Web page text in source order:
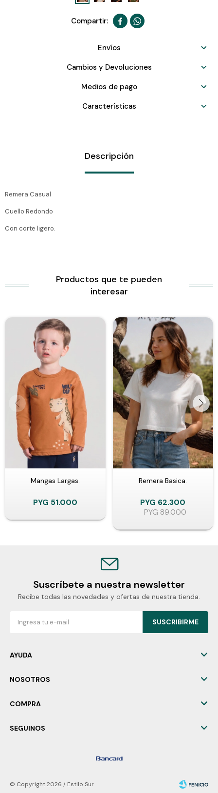
 
Envíos
Cambios y Devoluciones
Medios de pago
Características
Descripción
Remera Casual
Cuello Redondo
Con corte ligero.
Productos que te pueden
interesar
Mangas Largas.
PYG 51.000
Remera Basica.
PYG 62.300
PYG89.000
Suscríbete a nuestra newsletter
Recibe todas las novedades y ofertas de nuestra tienda.
SUSCRIBIRME
AYUDA
NOSOTROS
COMPRA
SEGUINOS
© Copyright 2026 / Estilo Sur